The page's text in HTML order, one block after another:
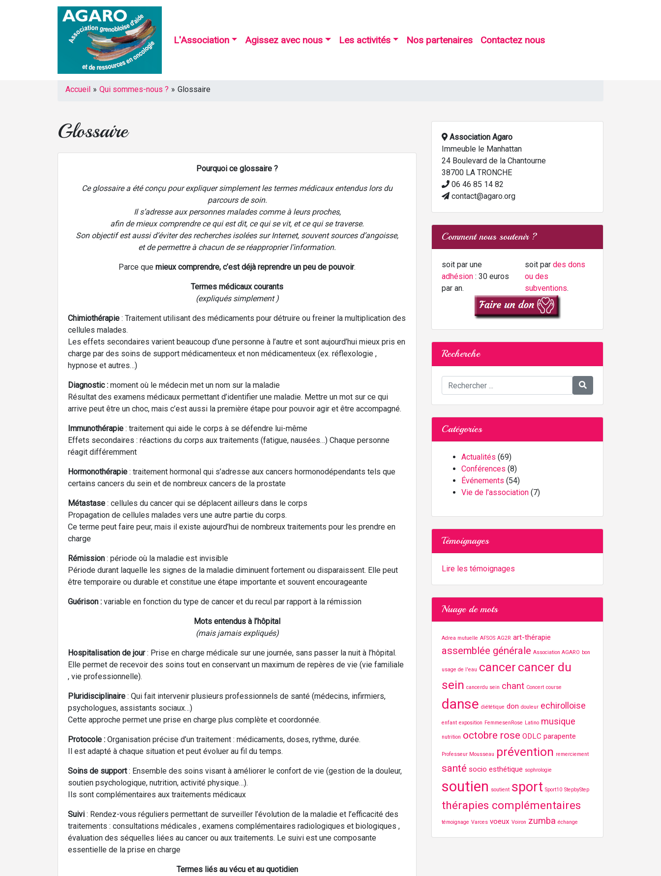
L'Association Agissez avec nous Les activités Nos partenaires Contactez nous
Accueil » Qui sommes-nous ? » Glossaire
Glossaire
Pourquoi ce glossaire ?
Ce glossaire a été conçu pour expliquer simplement les termes médicaux entendus lors du
parcours de soin.
Il s’adresse aux personnes malades comme à leurs proches,
afin de mieux comprendre ce qui est dit, ce qui se vit, et ce qui se traverse.
Son objectif est aussi d’éviter des recherches isolées sur Internet, souvent sources d’angoisse,
et de permettre à chacun de se réapproprier l’information.
Parce que mieux comprendre, c’est déjà reprendre un peu de pouvoir.
Termes médicaux courants
(expliqués simplement )
Chimiothérapie : Traitement utilisant des médicaments pour détruire ou freiner la multiplication des
cellules malades.
Les effets secondaires varient beaucoup d’une personne à l’autre et sont aujourd’hui mieux pris en
charge par des soins de support médicamenteux et non médicamenteux (ex. réflexologie ,
hypnose et autres…)
Diagnostic : moment où le médecin met un nom sur la maladie
Résultat des examens médicaux permettant d’identifier une maladie. Mettre un mot sur ce qui
arrive peut être un choc, mais c’est aussi la première étape pour pouvoir agir et être accompagné.
Immunothérapie : traitement qui aide le corps à se défendre lui-même
Effets secondaires : réactions du corps aux traitements (fatigue, nausées…) Chaque personne
réagit différemment
Hormonothérapie : traitement hormonal qui s’adresse aux cancers hormonodépendants tels que
certains cancers du sein et de nombreux cancers de la prostate
Métastase : cellules du cancer qui se déplacent ailleurs dans le corps
Propagation de cellules malades vers une autre partie du corps.
Ce terme peut faire peur, mais il existe aujourd’hui de nombreux traitements pour les prendre en
charge
Rémission : période où la maladie est invisible
Période durant laquelle les signes de la maladie diminuent fortement ou disparaissent. Elle peut
être temporaire ou durable et constitue une étape importante et souvent encourageante
Guérison : variable en fonction du type de cancer et du recul par rapport à la rémission
Mots entendus à l’hôpital
(mais jamais expliqués)
Hospitalisation de jour: Prise en charge médicale sur une journée, sans passer la nuit à l’hôpital.
Elle permet de recevoir des soins tout en conservant un maximum de repères de vie (vie familiale
, vie professionnelle).
Pluridisciplinaire : Qui fait intervenir plusieurs professionnels de santé (médecins, infirmiers,
psychologues, assistants sociaux…)
Cette approche permet une prise en charge plus complète et coordonnée.
Protocole : Organisation précise d’un traitement : médicaments, doses, rythme, durée.
Il est adapté à chaque situation et peut évoluer au fil du temps.
Soins de support: Ensemble des soins visant à améliorer le confort de vie (gestion de la douleur,
soutien psychologique, nutrition, activité physique…).
Ils sont complémentaires aux traitements médicaux
Suivi : Rendez-vous réguliers permettant de surveiller l’évolution de la maladie et l’efficacité des
traitements : consultations médicales , examens complémentaires radiologiques et biologiques ,
évaluation des séquelles liées au cancer ou aux traitements. Le suivi est une composante
essentielle de la prise en charge
Termes liés au vécu et au quotidien
Association Agaro
Immeuble le Manhattan
24 Boulevard de la Chantourne
38700 LA TRONCHE
06 46 85 14 82
contact@agaro.org
Comment nous soutenir ?
soit par une
adhésion : 30 euros
par an.
soit par des dons
ou des
subventions.
Recherche
Catégories
Actualités (69)
Conférences (8)
Événements (54)
Vie de l'association (7)
Témoignages
Lire les témoignages
Nuage de mots
Adrea mutuelle AFSOS AG2R art-thérapie
assemblée générale Association AGARO bon
usage de l'eau cancer cancer du
sein cancerdu sein chant Concert course
danse diététique don douleur echirolloise
enfant exposition FemmesenRose Latino musique
nutrition octobre rose ODLC parapente
Professeur Mousseau prévention remerciement
santé socio esthétique sophrologie
soutien soutient sport Sport10 StepbyStep
thérapies complémentaires
témoignage Varces voeux Voiron zumba échange